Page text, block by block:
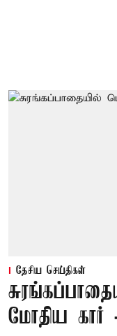
தேசிய செய்திகள்
மோதிய கார்